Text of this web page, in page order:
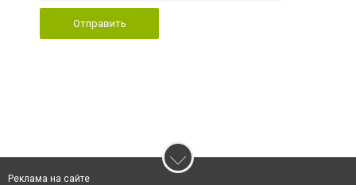
Отправить
Реклама на сайте